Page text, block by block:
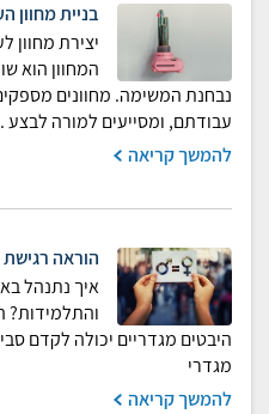
בניית מחוון
יצירת מחוון
המחוון הוא
נבחנת המשימה. מחוונים
עבודתם, ומסייעים למורה לבצע
להמשך קריאה
הוראה
איך נתנהל
והתלמידות?
היבטים מגדריים יכולה לקדם
מגדרי
להמשך קריאה